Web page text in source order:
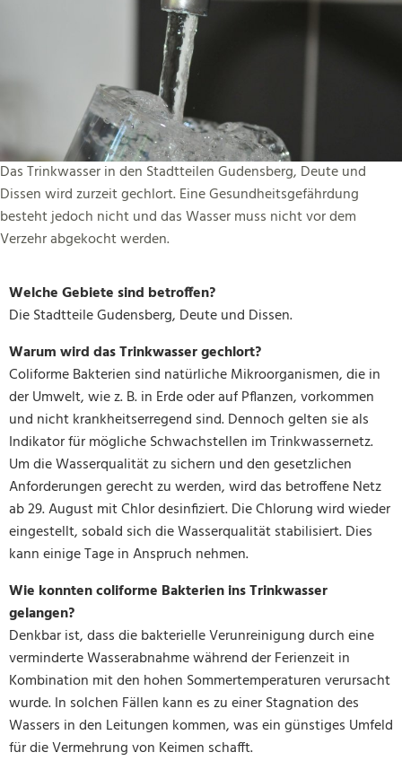
Das Trinkwasser in den Stadtteilen Gudensberg, Deute und
Dissen wird zurzeit gechlort. Eine Gesundheitsgefährdung
besteht jedoch nicht und das Wasser muss nicht vor dem
Verzehr abgekocht werden.
Welche Gebiete sind betroffen?
Die Stadtteile Gudensberg, Deute und Dissen.
Warum wird das Trinkwasser gechlort?
Coliforme Bakterien sind natürliche Mikroorganismen, die in
der Umwelt, wie z. B. in Erde oder auf Pflanzen, vorkommen
und nicht krankheitserregend sind. Dennoch gelten sie als
Indikator für mögliche Schwachstellen im Trinkwassernetz.
Um die Wasserqualität zu sichern und den gesetzlichen
Anforderungen gerecht zu werden, wird das betroffene Netz
ab 29. August mit Chlor desinfiziert. Die Chlorung wird wieder
eingestellt, sobald sich die Wasserqualität stabilisiert. Dies
kann einige Tage in Anspruch nehmen.
Wie konnten coliforme Bakterien ins Trinkwasser
gelangen?
Denkbar ist, dass die bakterielle Verunreinigung durch eine
verminderte Wasserabnahme während der Ferienzeit in
Kombination mit den hohen Sommertemperaturen verursacht
wurde. In solchen Fällen kann es zu einer Stagnation des
Wassers in den Leitungen kommen, was ein günstiges Umfeld
für die Vermehrung von Keimen schafft.